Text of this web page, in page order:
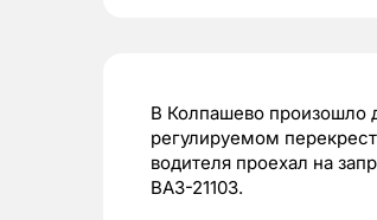
В Колпашево произошло
регулируемом
водителя проехал на
ВАЗ-21103.